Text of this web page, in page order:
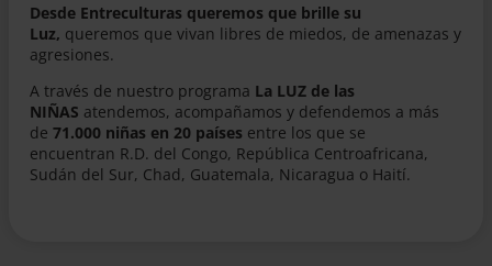
Desde Entreculturas queremos que brille su
Luz, queremos que vivan libres de miedos, de amenazas y
agresiones.
A través de nuestro programa La LUZ de las
NIÑAS atendemos, acompañamos y defendemos a más
de 71.000 niñas en 20 países entre los que se
encuentran R.D. del Congo, República Centroafricana,
Sudán del Sur, Chad, Guatemala, Nicaragua o Haití.